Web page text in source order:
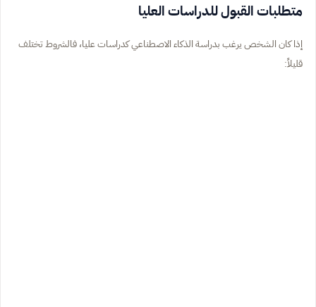
متطلبات القبول للدراسات العليا
إذا كان الشخص يرغب بدراسة الذكاء الاصطناعي كدراسات عليا، فالشروط تختلف
قليلاً: